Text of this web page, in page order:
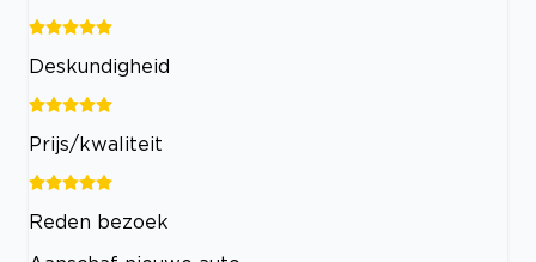
Deskundigheid
Prijs/kwaliteit
Reden bezoek